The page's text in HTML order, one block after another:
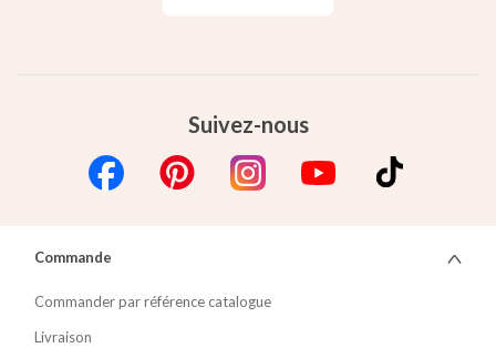
Suivez-nous
Commande
Commander par référence catalogue
Livraison